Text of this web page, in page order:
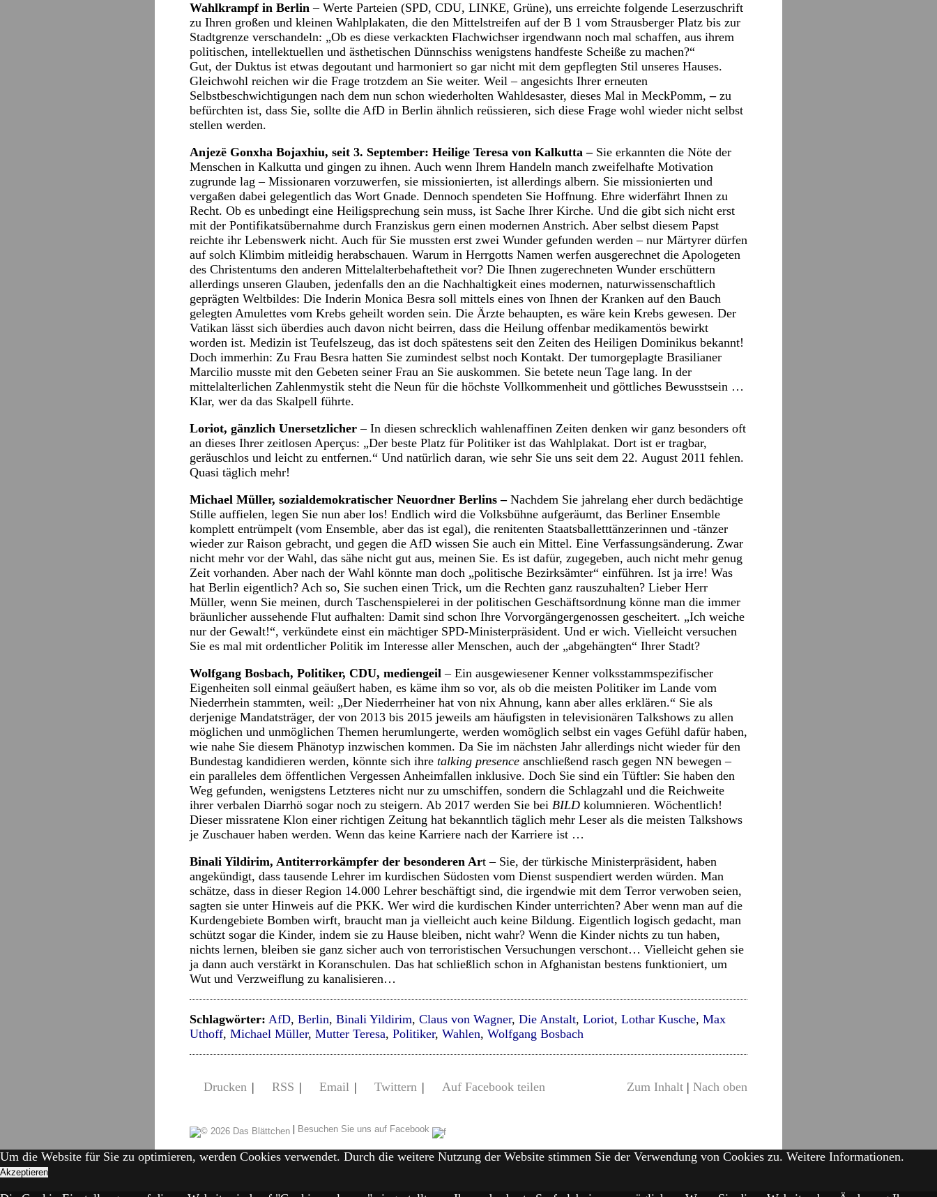
Wahlkrampf in Berlin – Werte Parteien (SPD, CDU, LINKE, Grüne), uns erreichte folgende Leserzuschrift
zu Ihren großen und kleinen Wahlplakaten, die den Mittelstreifen auf der B 1 vom Strausberger Platz bis zur
Stadtgrenze verschandeln: „Ob es diese verkackten Flachwichser irgendwann noch mal schaffen, aus ihrem
politischen, intellektuellen und ästhetischen Dünnschiss wenigstens handfeste Scheiße zu machen?“
Gut, der Duktus ist etwas degoutant und harmoniert so gar nicht mit dem gepflegten Stil unseres Hauses.
Gleichwohl reichen wir die Frage trotzdem an Sie weiter. Weil – angesichts Ihrer erneuten
Selbstbeschwichtigungen nach dem nun schon wiederholten Wahldesaster, dieses Mal in MeckPomm,–zu
befürchten ist, dass Sie, sollte die AfD in Berlin ähnlich reüssieren, sich diese Frage wohl wieder nicht selbst
stellen werden.
Anjezë Gonxha Bojaxhiu, seit 3. September: Heilige Teresa von Kalkutta –Sie erkannten die Nöte der
Menschen in Kalkutta und gingen zu ihnen. Auch wenn Ihrem Handeln manch zweifelhafte Motivation
zugrunde lag – Missionaren vorzuwerfen, sie missionierten, ist allerdings albern. Sie missionierten und
vergaßen dabei gelegentlich das Wort Gnade. Dennoch spendeten Sie Hoffnung. Ehre widerfährt Ihnen zu
Recht. Ob es unbedingt eine Heiligsprechung sein muss, ist Sache Ihrer Kirche. Und die gibt sich nicht erst
mit der Pontifikatsübernahme durch Franziskus gern einen modernen Anstrich. Aber selbst diesem Papst
reichte ihr Lebenswerk nicht. Auch für Sie mussten erst zwei Wunder gefunden werden – nur Märtyrer dürfen
auf solch Klimbim mitleidig herabschauen. Warum in Herrgotts Namen werfen ausgerechnet die Apologeten
des Christentums den anderen Mittelalterbehaftetheit vor? Die Ihnen zugerechneten Wunder erschüttern
allerdings unseren Glauben, jedenfalls den an die Nachhaltigkeit eines modernen, naturwissenschaftlich
geprägten Weltbildes: Die Inderin Monica Besra soll mittels eines von Ihnen der Kranken auf den Bauch
gelegten Amulettes vom Krebs geheilt worden sein. Die Ärzte behaupten, es wäre kein Krebs gewesen. Der
Vatikan lässt sich überdies auch davon nicht beirren, dass die Heilung offenbar medikamentös bewirkt
worden ist. Medizin ist Teufelszeug, das ist doch spätestens seit den Zeiten des Heiligen Dominikus bekannt!
Doch immerhin: Zu Frau Besra hatten Sie zumindest selbst noch Kontakt. Der tumorgeplagte Brasilianer
Marcilio musste mit den Gebeten seiner Frau an Sie auskommen. Sie betete neun Tage lang. In der
mittelalterlichen Zahlenmystik steht die Neun für die höchste Vollkommenheit und göttliches Bewusstsein …
Klar, wer da das Skalpell führte.
Loriot, gänzlich Unersetzlicher – In diesen schrecklich wahlenaffinen Zeiten denken wir ganz besonders oft
an dieses Ihrer zeitlosen Aperçus: „Der beste Platz für Politiker ist das Wahlplakat. Dort ist er tragbar,
geräuschlos und leicht zu entfernen.“ Und natürlich daran, wie sehr Sie uns seit dem 22. August 2011 fehlen.
Quasi täglich mehr!
Michael Müller, sozialdemokratischer Neuordner Berlins –Nachdem Sie jahrelang eher durch bedächtige
Stille auffielen, legen Sie nun aber los! Endlich wird die Volksbühne aufgeräumt, das Berliner Ensemble
komplett entrümpelt (vom Ensemble, aber das ist egal), die renitenten Staatsballetttänzerinnen und -tänzer
wieder zur Raison gebracht, und gegen die AfD wissen Sie auch ein Mittel. Eine Verfassungsänderung. Zwar
nicht mehr vor der Wahl, das sähe nicht gut aus, meinen Sie. Es ist dafür, zugegeben, auch nicht mehr genug
Zeit vorhanden. Aber nach der Wahl könnte man doch „politische Bezirksämter“ einführen. Ist ja irre! Was
hat Berlin eigentlich? Ach so, Sie suchen einen Trick, um die Rechten ganz rauszuhalten? Lieber Herr
Müller, wenn Sie meinen, durch Taschenspielerei in der politischen Geschäftsordnung könne man die immer
bräunlicher aussehende Flut aufhalten: Damit sind schon Ihre Vorvorgängergenossen gescheitert. „Ich weiche
nur der Gewalt!“, verkündete einst ein mächtiger SPD-Ministerpräsident. Und er wich. Vielleicht versuchen
Sie es mal mit ordentlicher Politik im Interesse aller Menschen, auch der „abgehängten“ Ihrer Stadt?
Wolfgang Bosbach, Politiker, CDU, mediengeil – Ein ausgewiesener Kenner volksstammspezifischer
Eigenheiten soll einmal geäußert haben, es käme ihm so vor, als ob die meisten Politiker im Lande vom
Niederrhein stammten, weil: „Der Niederrheiner hat von nix Ahnung, kann aber alles erklären.“ Sie als
derjenige Mandatsträger, der von 2013 bis 2015 jeweils am häufigsten in televisionären Talkshows zu allen
möglichen und unmöglichen Themen herumlungerte, werden womöglich selbst ein vages Gefühl dafür haben,
wie nahe Sie diesem Phänotyp inzwischen kommen. Da Sie im nächsten Jahr allerdings nicht wieder für den
Bundestag kandidieren werden, könnte sich ihre talking presence anschließend rasch gegen NN bewegen –
ein paralleles dem öffentlichen Vergessen Anheimfallen inklusive. Doch Sie sind ein Tüftler: Sie haben den
Weg gefunden, wenigstens Letzteres nicht nur zu umschiffen, sondern die Schlagzahl und die Reichweite
ihrer verbalen Diarrhö sogar noch zu steigern. Ab 2017 werden Sie bei BILD kolumnieren. Wöchentlich!
Dieser missratene Klon einer richtigen Zeitung hat bekanntlich täglich mehr Leser als die meisten Talkshows
je Zuschauer haben werden. Wenn das keine Karriere nach der Karriere ist …
Binali Yildirim, Antiterrorkämpfer der besonderen Art – Sie, der türkische Ministerpräsident, haben
angekündigt, dass tausende Lehrer im kurdischen Südosten vom Dienst suspendiert werden würden. Man
schätze, dass in dieser Region 14.000 Lehrer beschäftigt sind, die irgendwie mit dem Terror verwoben seien,
sagten sie unter Hinweis auf die PKK. Wer wird die kurdischen Kinder unterrichten? Aber wenn man auf die
Kurdengebiete Bomben wirft, braucht man ja vielleicht auch keine Bildung. Eigentlich logisch gedacht, man
schützt sogar die Kinder, indem sie zu Hause bleiben, nicht wahr? Wenn die Kinder nichts zu tun haben,
nichts lernen, bleiben sie ganz sicher auch von terroristischen Versuchungen verschont… Vielleicht gehen sie
ja dann auch verstärkt in Koranschulen. Das hat schließlich schon in Afghanistan bestens funktioniert, um
Wut und Verzweiflung zu kanalisieren…
Schlagwörter: AfD, Berlin, Binali Yildirim, Claus von Wagner, Die Anstalt, Loriot, Lothar Kusche, Max
Uthoff, Michael Müller, Mutter Teresa, Politiker, Wahlen, Wolfgang Bosbach
Drucken | RSS | Email | Twittern | Auf Facebook teilen Zum Inhalt | Nach oben
| Besuchen Sie uns auf Facebook
Um die Website für Sie zu optimieren, werden Cookies verwendet. Durch die weitere Nutzung der Website stimmen Sie der Verwendung von Cookies zu. Weitere Informationen.
Akzeptieren